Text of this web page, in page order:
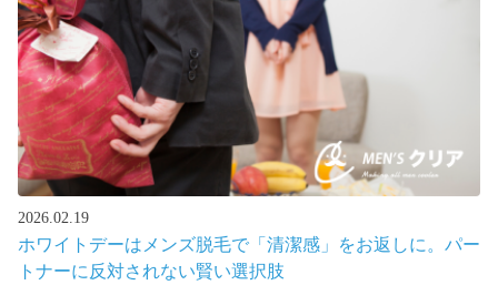
2026.02.19
ホワイトデーはメンズ脱毛で「清潔感」をお返しに。パー
トナーに反対されない賢い選択肢